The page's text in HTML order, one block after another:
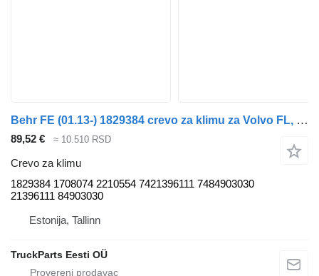
Behr FE (01.13-) 1829384 crevo za klimu za Volvo FL, FE (2013-) tegljača
89,52 € ≈ 10.510 RSD
Crevo za klimu
1829384 1708074 2210554 7421396111 7484903030
21396111 84903030
Estonija, Tallinn
TruckParts Eesti OÜ